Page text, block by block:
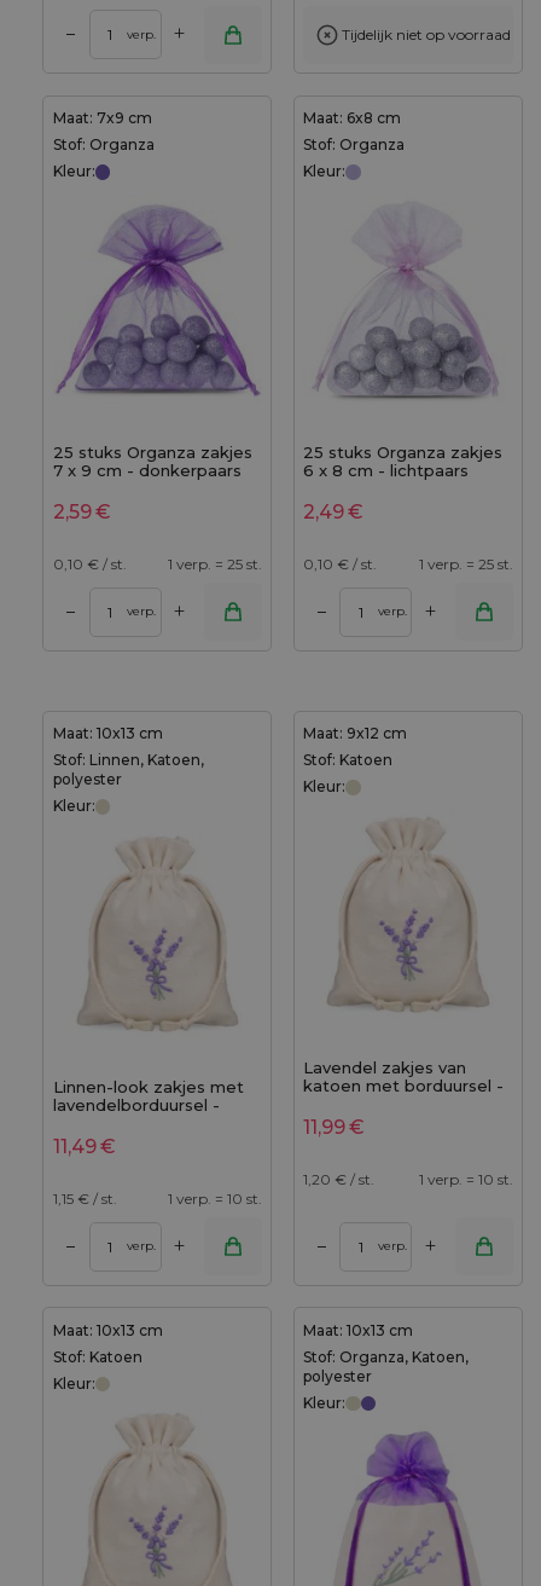
– verp. + Tijdelijk niet op voorraad
Maat: 7x9 cm
Stof: Organza
Kleur:
25 stuks Organza zakjes
7 x 9 cm - donkerpaars
2,59€
0,10 € / st. 1 verp. = 25 st.
– verp. +
Maat: 6x8 cm
Stof: Organza
Kleur:
25 stuks Organza zakjes
6 x 8 cm - lichtpaars
2,49€
0,10 € / st. 1 verp. = 25 st.
– verp. +
Maat: 10x13 cm
Stof: Linnen, Katoen,
polyester
Kleur:
Linnen-look zakjes met
lavendelborduursel -
natuurlijke charme met
een elegante twist
11,49€
1,15 € / st. 1 verp. = 10 st.
– verp. +
Maat: 9x12 cm
Stof: Katoen
Kleur:
Lavendel zakjes van
katoen met borduursel -
geurige charme in een
natuurlijk jasje
11,99€
1,20 € / st. 1 verp. = 10 st.
– verp. +
Maat: 10x13 cm
Stof: Katoen
Kleur:
Maat: 10x13 cm
Stof: Organza, Katoen,
polyester
Kleur: